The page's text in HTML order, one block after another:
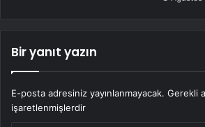
Bir yanıt yazın
E-posta adresiniz yayınlanmayacak. Gerekli
işaretlenmişlerdir